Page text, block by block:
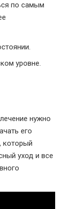
по самым
уровне.
нужно
его
который
уход и все